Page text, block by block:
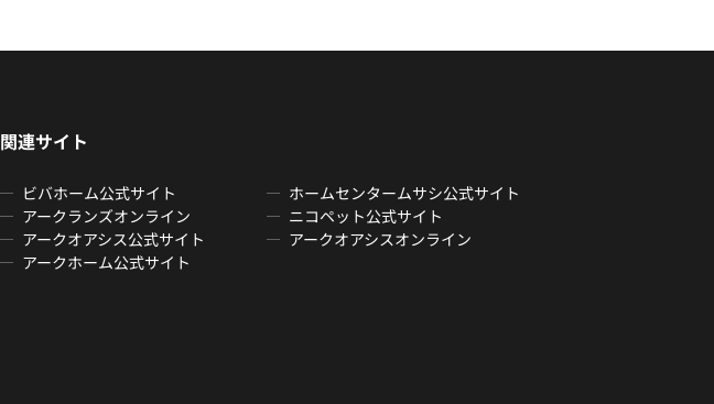
関連サイト
ビバホーム公式サイト
ホームセンタームサシ公式サイト
アークランズオンライン
ニコペット公式サイト
アークオアシス公式サイト
アークオアシスオンライン
アークホーム公式サイト